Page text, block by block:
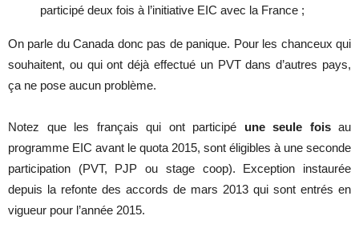
participé deux fois à l’initiative EIC avec la France ;
On parle du Canada donc pas de panique. Pour les chanceux qui
souhaitent, ou qui ont déjà effectué un PVT dans d’autres pays,
ça ne pose aucun problème.
Notez que les français qui ont participé une seule foisau
programme EIC avant le quota 2015, sont éligibles à une seconde
participation (PVT, PJP ou stage coop). Exception instaurée
depuis la refonte des accords de mars 2013 qui sont entrés en
vigueur pour l’année 2015.